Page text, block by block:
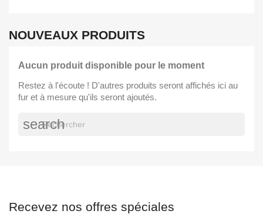
NOUVEAUX PRODUITS
Aucun produit disponible pour le moment
Restez à l'écoute ! D'autres produits seront affichés ici au
fur et à mesure qu'ils seront ajoutés.
search
Recevez nos offres spéciales